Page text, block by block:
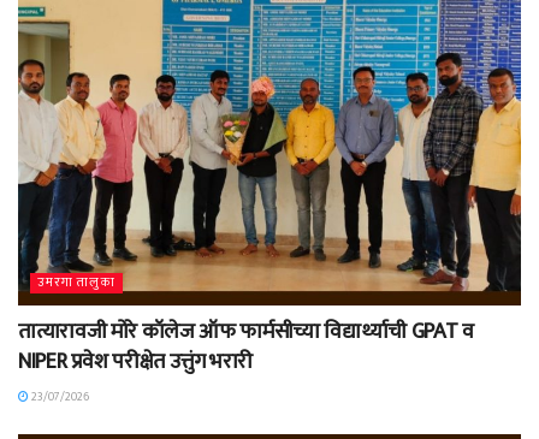
उमरगा तालुका
तात्यारावजी मोरे कॉलेज ऑफ फार्मसीच्या विद्यार्थ्याची GPAT व
NIPER प्रवेश परीक्षेत उत्तुंग भरारी
23/07/2026